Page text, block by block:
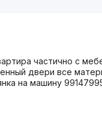
частично с
двери все
на машину